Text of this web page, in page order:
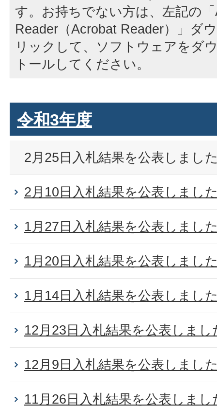
す。お持ちでない方は、左記の
Reader（Acrobat Reader）」ダ
リックして、ソフトウェアをダ
トールしてください。
令和3年度
2月25日入札結果を公表しまし
2月10日入札結果を公表しまし
1月27日入札結果を公表しまし
1月20日入札結果を公表しまし
1月14日入札結果を公表しまし
12月23日入札結果を公表しまし
12月9日入札結果を公表しまし
11月26日入札結果を公表しまし